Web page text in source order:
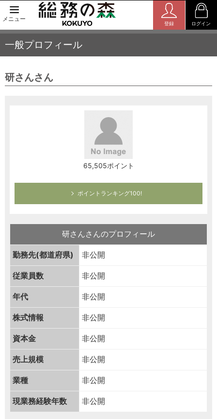
メニュー
登録 ログイン
一般プロフィール
研さんさん
65,505ポイント
ポイントランキング100!
研さんさんのプロフィール
勤務先(都道府県) 非公開
従業員数 非公開
年代 非公開
株式情報 非公開
資本金 非公開
売上規模 非公開
業種 非公開
現業務経験年数 非公開